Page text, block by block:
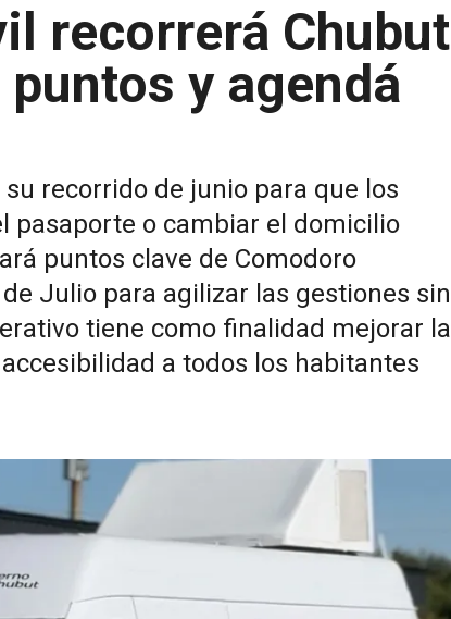
recorrerá Chubut
y agendá
recorrido de junio para que los
pasaporte o cambiar el domicilio
puntos clave de Comodoro
de Julio para agilizar las gestiones sin
tiene como finalidad mejorar la
a todos los habitantes